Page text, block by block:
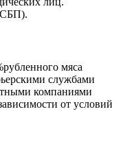
мяса
службами
компаниями
от условий